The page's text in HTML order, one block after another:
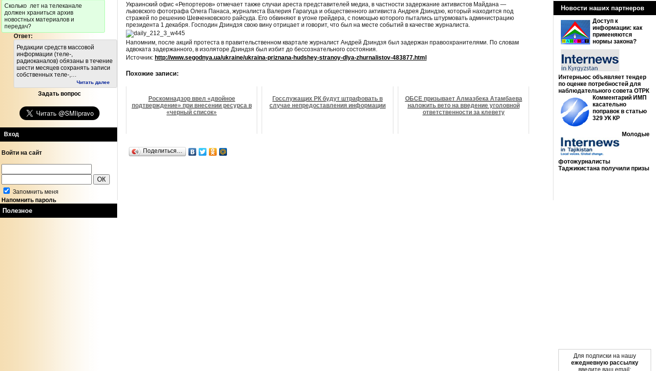
Новости наших партнеров
Доступ к
информации: как
применяются
нормы закона?
Интерньюс объявляет тендер
по оценке потребностей для
наблюдательного совета ОТРК
Комментарий ИМП
касательно
поправок в статью
329 УК КР
Молодые
фотожурналисты
Таджикистана получили призы
Для подписки на нашу
ежедневную рассылку
введите ваш email:
Cколько лет на телеканале
должен храниться архив
новостных материалов и
передач?
Ответ:
Редакции средств массовой
информации (теле-,
радиоканалов) обязаны в течение
шести месяцев сохранять записи
собственных теле-,…
Читать далее
Задать вопрос
Вход
Войти на сайт
Запомнить меня
Напомнить пароль
Полезное
Украинский офис «Репортеров» отмечает также случаи ареста представителей медиа, в частности задержание активистов Майдана —
львовского фотографа Олега Панаса, журналиста Валерия Гарагуца и общественного активиста Андрея Дзиндзю, который находится под
стражей по решению Шевченковского райсуда. Его обвиняют в угоне грейдера, с помощью которого пытались штурмовать администрацию
президента 1 декабря. Господин Дзиндзя свою вину отрицает и говорит, что был на месте событий в качестве журналиста.
Напомним, после акций протеста в правительственном квартале журналист Андрей Дзиндзя был задержан правоохранителями. По словам
адвоката задержанного, в изоляторе Дзиндзя был избит до бессознательного состояния.
Источник: http://www.segodnya.ua/ukraine/ukraina-priznana-hudshey-stranoy-dlya-zhurnalistov-483877.html
Похожие записи:
Роскомнадзор ввел «двойное
подтверждение» при внесении ресурса в
«черный список»
Госслужащих РК будут штрафовать в
случае непредоставления информации
ОБСЕ призывает Алмазбека Атамбаева
наложить вето на введение уголовной
ответственности за клевету
Поделиться…